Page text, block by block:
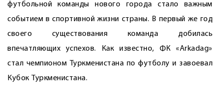
футбольной команды нового города стало важным
событием в спортивной жизни страны. В первый же год
своего существования команда добилась
впечатляющих успехов. Как известно, ФК «Arkadag»
стал чемпионом Туркменистана по футболу и завоевал
Кубок Туркменистана.